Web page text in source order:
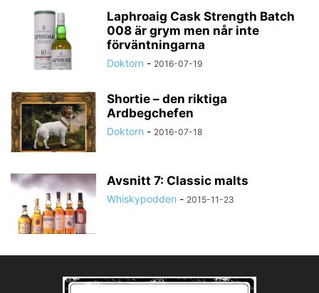
Laphroaig Cask Strength Batch
008 är grym men når inte
förväntningarna
Doktorn - 2016-07-19
Shortie – den riktiga
Ardbegchefen
Doktorn - 2016-07-18
Avsnitt 7: Classic malts
Whiskypodden - 2015-11-23